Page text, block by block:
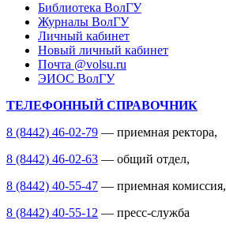
Библиотека ВолГУ
Журналы ВолГУ
Личный кабинет
Новый личный кабинет
Почта @volsu.ru
ЭИОС ВолГУ
ТЕЛЕФОННЫЙ СПРАВОЧНИК
8 (8442) 46-02-79 — приемная ректора,
8 (8442) 46-02-63 — общий отдел,
8 (8442) 40-55-47 — приемная комиссия,
8 (8442) 40-55-12 — пресс-служба